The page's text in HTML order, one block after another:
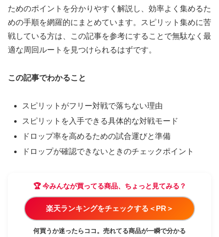
ためのポイントを分かりやすく解説し、効率よく集めるた
めの手順を網羅的にまとめています。スピリット集めに苦
戦している方は、この記事を参考にすることで無駄なく最
適な周回ルートを見つけられるはずです。
この記事でわかること
スピリットがフリー対戦で落ちない理由
スピリットを入手できる具体的な対戦モード
ドロップ率を高めるための試合運びと準備
ドロップが確認できないときのチェックポイント
🏆 今みんなが買ってる商品、ちょっと見てみる？
楽天ランキングをチェックする＜PR＞
何買うか迷ったらココ。売れてる商品が一瞬で分かる